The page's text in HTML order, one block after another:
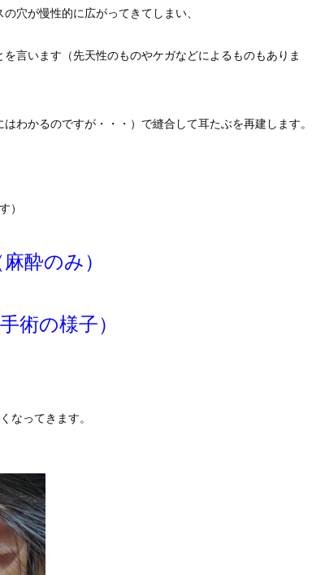
穴が慢性的に広がってきてしまい、
言います（先天性のものやケガなどによるものもありま
わかるのですが・・・）で縫合して耳たぶを再建します。
）
酔のみ）
術の様子）
なってきます。